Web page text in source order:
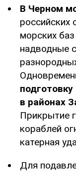
В Черном
российских
морских
надводные
в районах
Прикрытие
кораблей
катерная
Для